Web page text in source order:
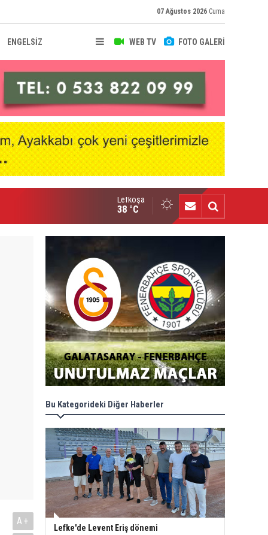
07 Ağustos 2026 Cuma
WEB TV FOTO GALERİ
ENGELSİZ
kemeri kazanan üçüncü kişiyim”
Lefkoşa
38 °C
A+
Bu Kategorideki Diğer Haberler
Lefke'de Levent Eriş dönemi